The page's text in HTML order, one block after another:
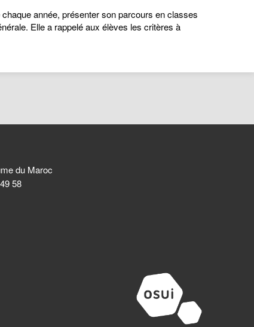
année, présenter son parcours en classes
Elle a rappelé aux élèves les critères à
du Maroc
58